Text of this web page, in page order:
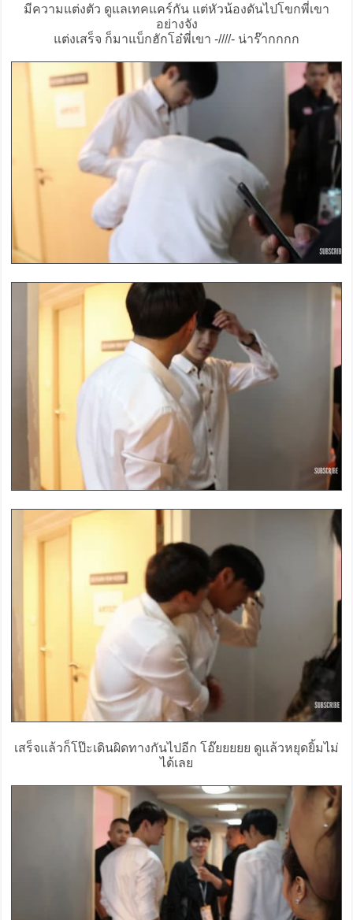
มีความแต่งตัว ดูแลเทคแคร์กัน แต่หัวน้องดันไปโขกพี่เขา
อย่างจัง
แต่งเสร็จ ก็มาแบ็กฮักโอ๋พี่เขา -////- น่าร๊ากกกก
เสร็จแล้วก็โป๊ะเดินผิดทางกันไปอีก โอ๊ยยยยย ดูแล้วหยุดยิ้มไม่
ได้เลย